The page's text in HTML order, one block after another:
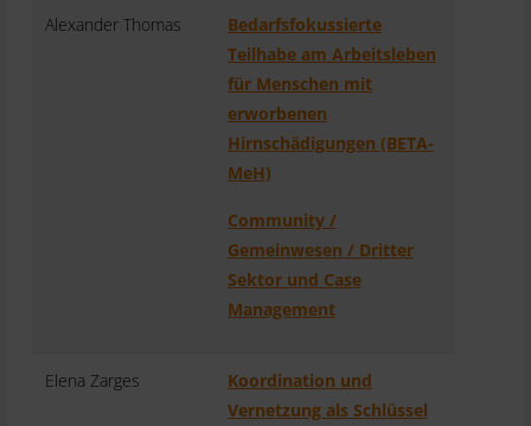
Alexander Thomas
Bedarfsfokussierte
Teilhabe am Arbeitsleben
für Menschen mit
erworbenen
Hirnschädigungen (BETA-
MeH)
Community /
Gemeinwesen / Dritter
Sektor und Case
Management
Elena Zarges
Koordination und
Vernetzung als Schlüssel